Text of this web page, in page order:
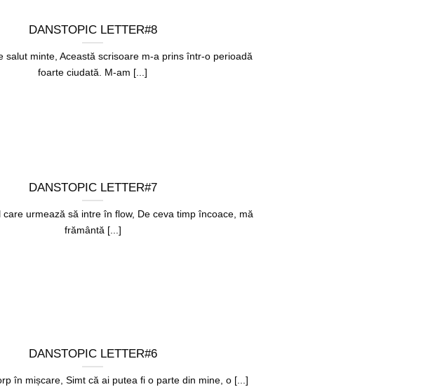
DANSTOPIC LETTER#8
salut minte, Această scrisoare m-a prins într-o perioadă
foarte ciudată. M-am [...]
DANSTOPIC LETTER#7
care urmează să intre în flow, De ceva timp încoace, mă
frământă [...]
DANSTOPIC LETTER#6
în mișcare, Simt că ai putea fi o parte din mine, o [...]